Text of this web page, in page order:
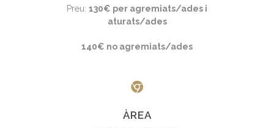
Preu: 130€ per agremiats/ades i
aturats/ades
140€ no agremiats/ades
ÀREA